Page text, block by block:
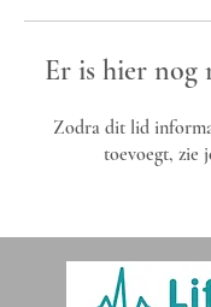
Er is hier nog
Zodra dit lid
toevoegt, zie